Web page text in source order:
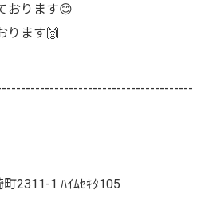
おります😊
ります🙌
2311-1 ﾊｲﾑｾｷﾀ105